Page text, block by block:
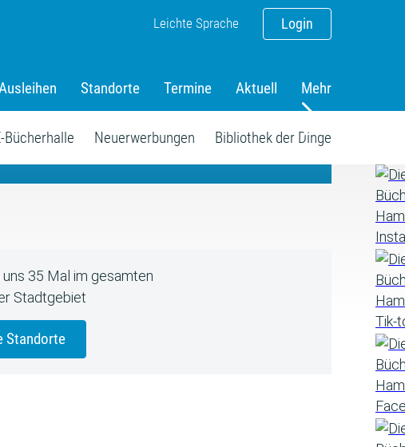
Login
Leichte Sprache
Standorte Termine Aktuell Mehr
Bücherhalle Neuerwerbungen Bibliothek der Dinge
uns 35 Mal im gesamten
Stadtgebiet
Standorte